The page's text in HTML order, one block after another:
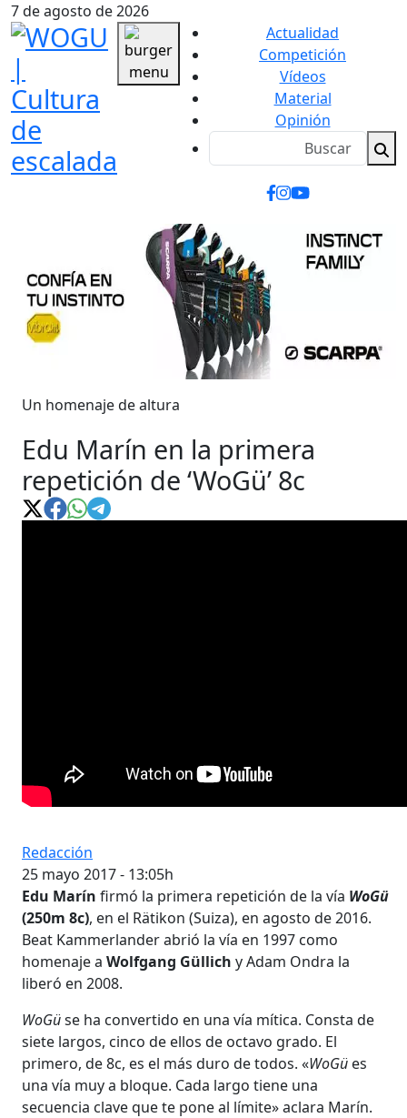
7 de agosto de 2026
Actualidad
Competición
Vídeos
Material
Opinión
Un homenaje de altura
Edu Marín en la primera
repetición de ‘WoGü’ 8c
Redacción
25 mayo 2017 - 13:05h
Edu Marín firmó la primera repetición de la vía WoGü
(250m 8c), en el Rätikon (Suiza), en agosto de 2016.
Beat Kammerlander abrió la vía en 1997 como
homenaje a Wolfgang Güllich y Adam Ondra la
liberó en 2008.
WoGüse ha convertido en una vía mítica. Consta de
siete largos, cinco de ellos de octavo grado. El
primero, de 8c, es el más duro de todos. «WoGü es
una vía muy a bloque. Cada largo tiene una
secuencia clave que te pone al límite» aclara Marín.